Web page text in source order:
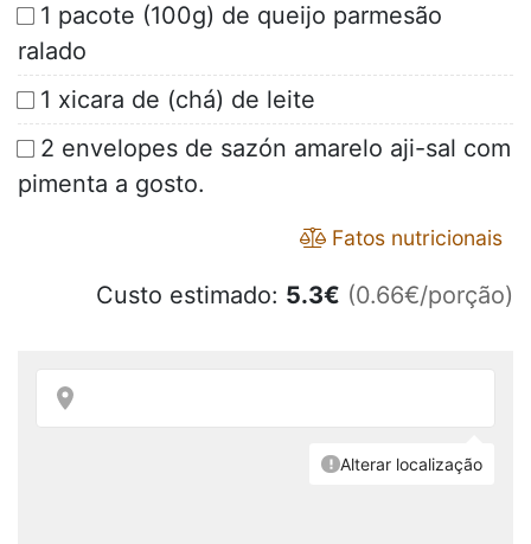
1 pacote (100g) de queijo parmesão
ralado
1 xicara de (chá) de leite
2 envelopes de sazón amarelo aji-sal com
pimenta a gosto.
Fatos nutricionais
Custo estimado: 5.3€ (0.66€/porção)